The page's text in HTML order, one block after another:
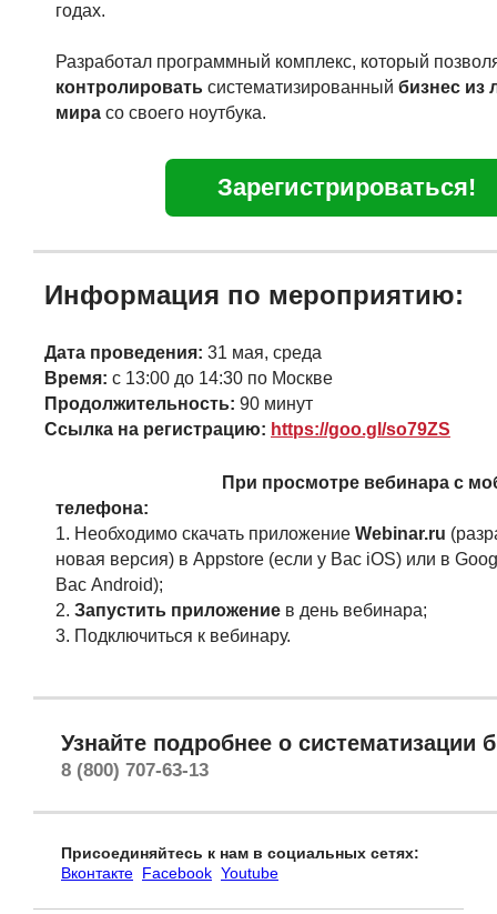
годах.
Разработал программный комплекс, который
контролировать систематизированный бизнес из
мира со своего ноутбука.
Зарегистрироваться!
Информация по мероприятию:
Дата проведения: 31 мая, среда
Время: с 13:00 до 14:30 по Москве
Продолжительность: 90 минут
Ссылка на регистрацию: https://goo.gl/so79ZS
При просмотре вебинара с
телефона:
1. Необходимо скачать приложение Webinar.ru
новая версия) в Appstore (если у Вас iOS) или в
Вас Android);
2. Запустить приложение в день вебинара;
3. Подключиться к вебинару.
Узнайте подробнее о систематизации
8 (800) 707-63-13
Присоединяйтесь к нам в социальных сетях:
Вконтакте Facebook Youtube